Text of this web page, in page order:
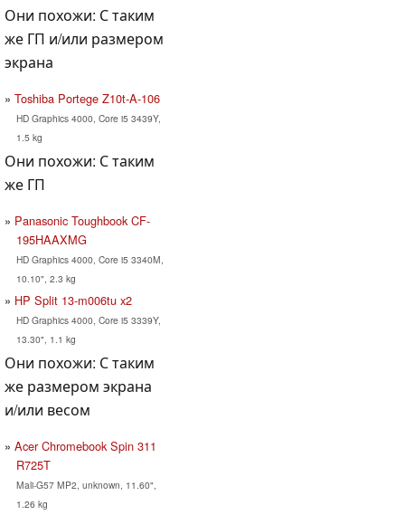
Они похожи: С таким
же ГП и/или размером
экрана
Toshiba Portege Z10t-A-106
HD Graphics 4000, Core i5 3439Y,
1.5 kg
Они похожи: С таким
же ГП
Panasonic Toughbook CF-
195HAAXMG
HD Graphics 4000, Core i5 3340M,
10.10", 2.3 kg
HP Split 13-m006tu x2
HD Graphics 4000, Core i5 3339Y,
13.30", 1.1 kg
Они похожи: С таким
же размером экрана
и/или весом
Acer Chromebook Spin 311
R725T
Mali-G57 MP2, unknown, 11.60",
1.26 kg